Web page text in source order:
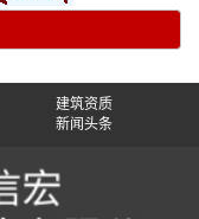
建筑资质
新闻头条